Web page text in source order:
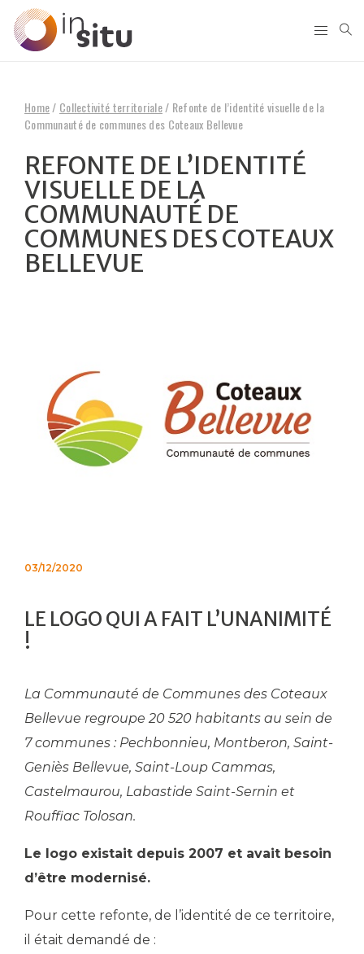
Home/ Collectivité territoriale/ Refonte de l’identité visuelle de la
Communauté de communes des Coteaux Bellevue
REFONTE DE L’IDENTITÉ
VISUELLE DE LA
COMMUNAUTÉ DE
COMMUNES DES COTEAUX
BELLEVUE
03/12/2020
LE LOGO QUI A FAIT L’UNANIMITÉ
!
La Communauté de Communes des Coteaux
Bellevue regroupe 20 520 habitants au sein de
7 communes : Pechbonnieu, Montberon, Saint-
Geniès Bellevue, Saint-Loup Cammas,
Castelmaurou, Labastide Saint-Sernin et
Rouffiac Tolosan.
Le logo existait depuis 2007 et avait besoin
d’être modernisé.
Pour cette refonte, de l’identité de ce territoire,
il était demandé de :